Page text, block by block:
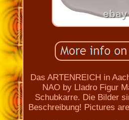
Das ARTENREICH in
NAO by Lladro Figur
Schubkarre. Die Bilder
Beschreibung! Pictures